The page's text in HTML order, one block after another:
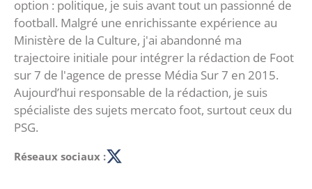
option : politique, je suis avant tout un passionné de
football. Malgré une enrichissante expérience au
Ministère de la Culture, j'ai abandonné ma
trajectoire initiale pour intégrer la rédaction de Foot
sur 7 de l'agence de presse Média Sur 7 en 2015.
Aujourd’hui responsable de la rédaction, je suis
spécialiste des sujets mercato foot, surtout ceux du
PSG.
Réseaux sociaux :